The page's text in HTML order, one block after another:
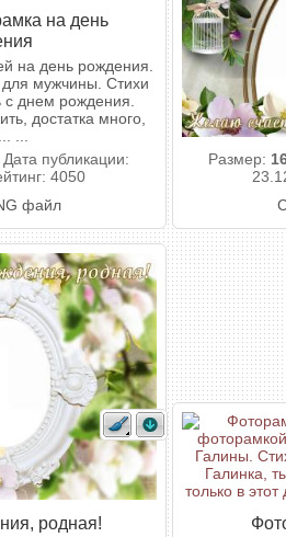
на день
на день рождения.
мужчины. Стихи
с днем рождения.
достатка много,
...
, Дата публикации:
4050
файл
Размер:
родная!